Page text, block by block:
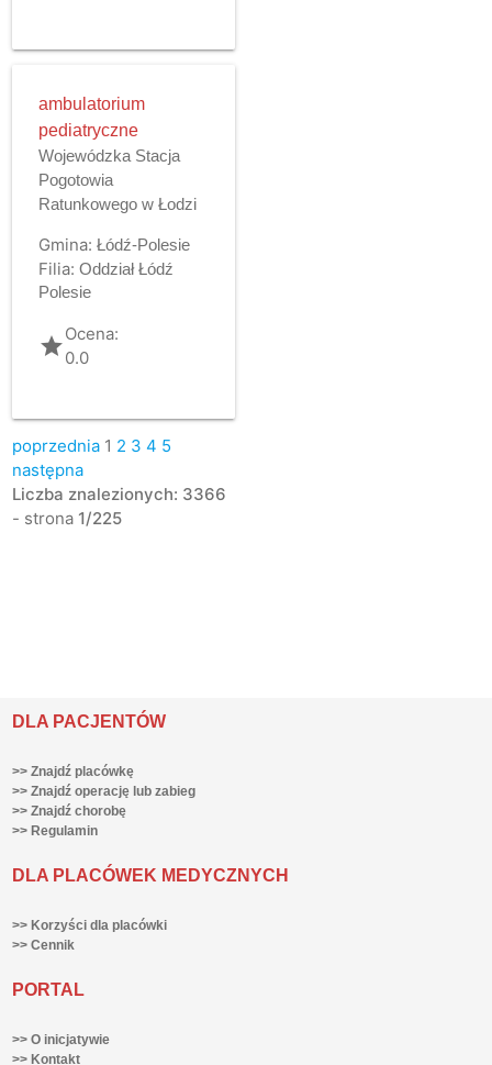
ambulatorium
pediatryczne
Wojewódzka Stacja
Pogotowia
Ratunkowego w Łodzi
Gmina: Łódź-Polesie
Filia: Oddział Łódź
Polesie
gradeOcena:
0.0
poprzednia 1 2 3 4 5
następna
Liczba znalezionych: 3366
- strona 1/225
DLA PACJENTÓW
>> Znajdź placówkę
>> Znajdź operację lub zabieg
>> Znajdź chorobę
>> Regulamin
DLA PLACÓWEK MEDYCZNYCH
>> Korzyści dla placówki
>> Cennik
PORTAL
>> O inicjatywie
>> Kontakt